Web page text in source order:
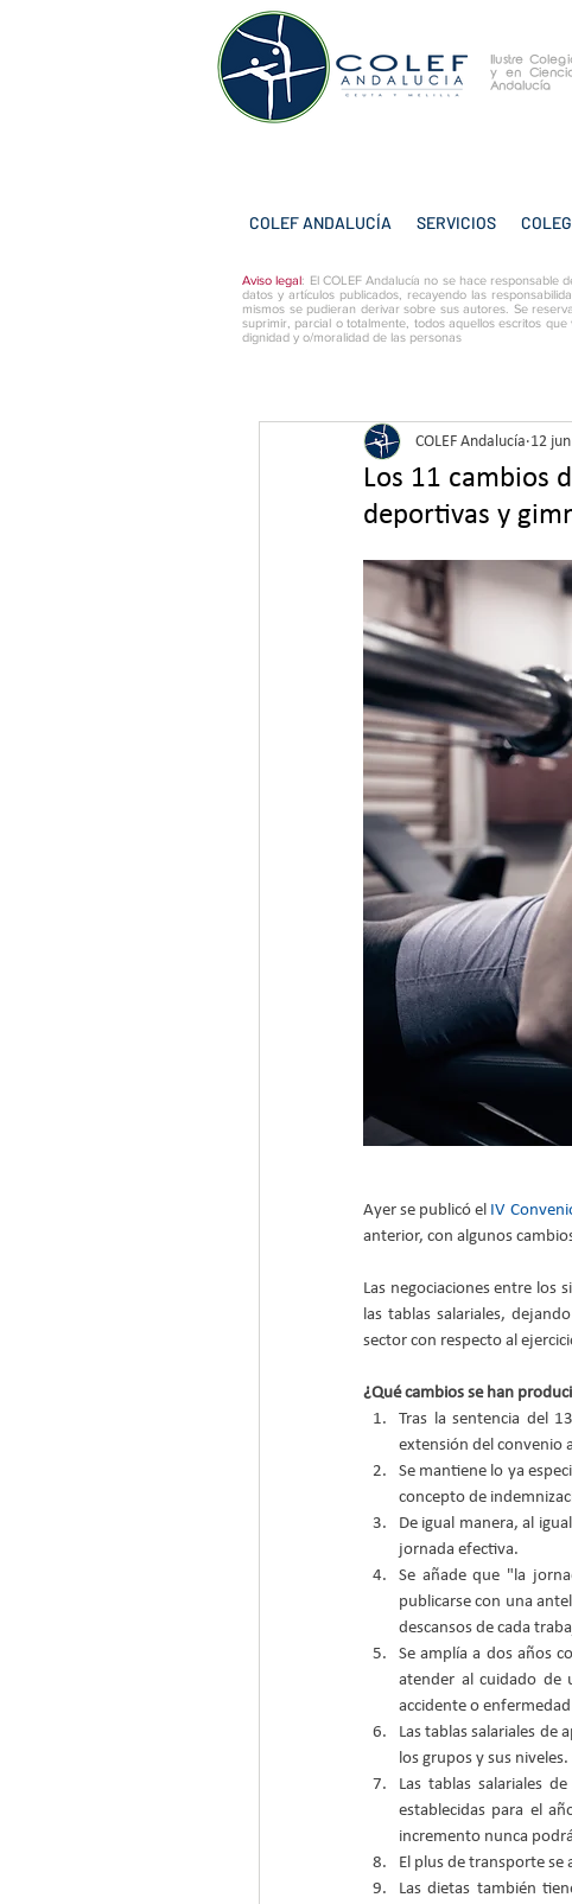
Ilustre
y en
Andalucía
COLEF ANDALUCÍA SERVICIOS
Aviso legal: El COLEF Andalucía no se hace responsable
datos y artículos publicados, recayendo las
mismos se pudieran derivar sobre sus autores. Se
suprimir, parcial o totalmente, todos aquellos escritos que
dignidad y o/moralidad de las personas
Los 11 cambios
deportivas y
COLEF Andalucía 12
Ayer se publicó el IV
anterior, con algunos
Las negociaciones entre los
las tablas salariales,
sector con respecto al
¿Qué cambios se han
Tras la sentencia del
extensión del convenio
Se mantiene lo ya
concepto de
De igual manera, al
jornada efectiva.
Se añade que "la
publicarse con una
descansos de cada
Se amplía a dos años
atender al cuidado de
accidente o
Las tablas salariales
los grupos y sus niveles.
Las tablas salariales
establecidas para el
incremento nunca
El plus de transporte
Las dietas también